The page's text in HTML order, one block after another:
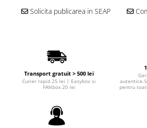
■ Filtre epurator
Filtre agent racire
Solicita publicarea in SEAP
Transport gratuit > 500 lei
Curier rapid 25 lei | Easybox si
FANbox 20 lei
pentru